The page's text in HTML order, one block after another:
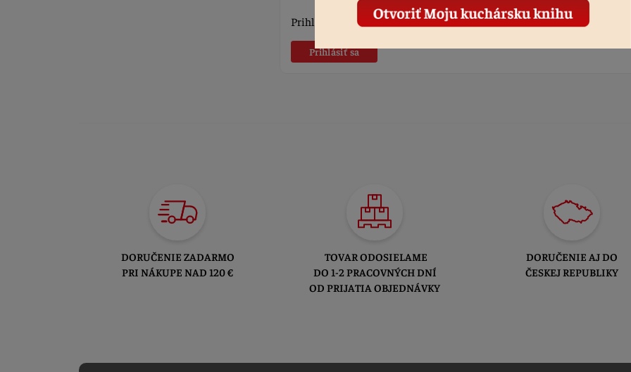
Prihláste sa, ak chcete pridať hodnotenie.
Prihlásiť sa
DORUČENIE ZADARMO
PRI NÁKUPE NAD 120 €
TOVAR ODOSIELAME
DO 1-2 PRACOVNÝCH DNÍ
OD PRIJATIA OBJEDNÁVKY
DORUČENIE AJ DO
ČESKEJ REPUBLIKY